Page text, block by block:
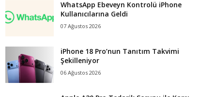
WhatsApp Ebeveyn Kontrolü iPhone
Kullanıcılarına Geldi
07 Ağustos 2026
iPhone 18 Pro’nun Tanıtım Takvimi
Şekilleniyor
06 Ağustos 2026